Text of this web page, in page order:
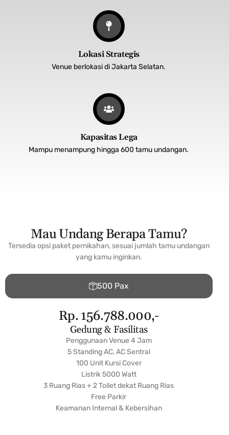
Lokasi Strategis
Venue berlokasi di Jakarta Selatan.
Kapasitas Lega
Mampu menampung hingga 600 tamu undangan.
Mau Undang Berapa Tamu?
Tersedia opsi paket pernikahan, sesuai jumlah tamu undangan
yang kamu inginkan.
500 Pax
Rp. 156.788.000,-
Gedung & Fasilitas
Penggunaan Venue 4 Jam
5 Standing AC, AC Sentral
100 Unit Kursi Cover
Listrik 5000 Watt
3 Ruang Rias + 2 Toilet dekat Ruang Rias
Free Parkir
Keamanan Internal & Kebersihan